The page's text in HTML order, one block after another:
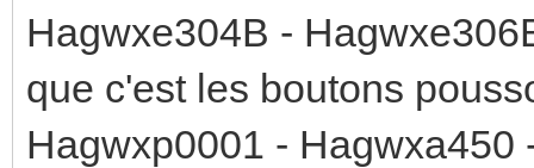
Hagwxe304B -
que c'est les boutons
Hagwxp0001 - Hagwxa450